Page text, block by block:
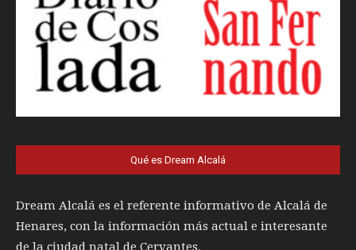
Qué es Dream Alcalá
Dream Alcalá es el referente informativo de Alcalá de
Henares, con la información más actual e interesante
de la ciudad natal de Cervantes.